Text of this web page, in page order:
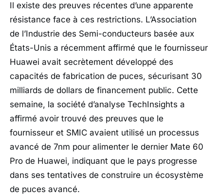
Il existe des preuves récentes d’une apparente
résistance face à ces restrictions. L’Association
de l’Industrie des Semi-conducteurs basée aux
États-Unis a récemment affirmé que le fournisseur
Huawei avait secrètement développé des
capacités de fabrication de puces, sécurisant 30
milliards de dollars de financement public. Cette
semaine, la société d’analyse TechInsights a
affirmé avoir trouvé des preuves que le
fournisseur et SMIC avaient utilisé un processus
avancé de 7nm pour alimenter le dernier Mate 60
Pro de Huawei, indiquant que le pays progresse
dans ses tentatives de construire un écosystème
de puces avancé.